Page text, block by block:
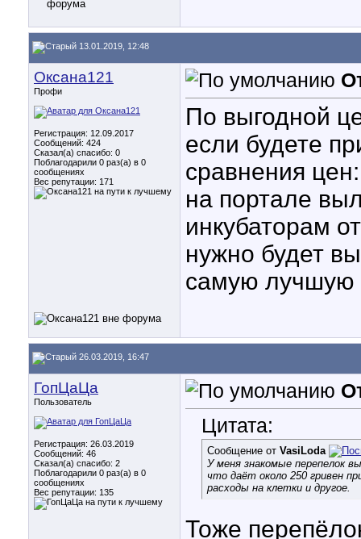
13.01.2019, 12:48
Оксана121
Профи
Регистрация: 12.09.2017
Сообщений: 424
Сказал(а) спасибо: 0
Поблагодарили 0 раз(а) в 0
сообщениях
Вес репутации: 171
По выгодной
если будете
сравнения
на портале
инкубаторам
нужно будет
самую лучшую
26.03.2019, 16:47
ГопЦаЦа
Пользователь
Регистрация: 26.03.2019
Сообщений: 46
Сказал(а) спасибо: 2
Поблагодарили 0 раз(а) в 0
сообщениях
Вес репутации: 135
Цитата:
Сообщение от VasiLoda
У меня знакомые перепелок
что даёт около 250 гривен
расходы на клетки и другое.
Тоже